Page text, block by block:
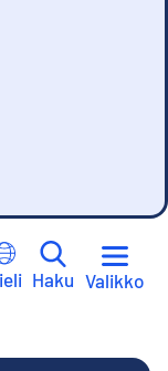
Haku Valikko